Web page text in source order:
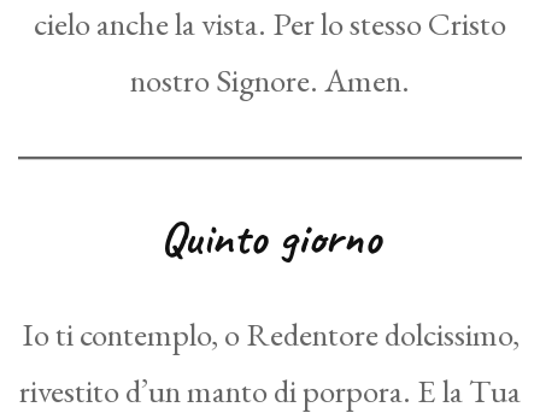
cielo anche la vista. Per lo stesso Cristo
nostro Signore. Amen.
Quinto giorno
Io ti contemplo, o Redentore dolcissimo,
rivestito d’un manto di porpora. E la Tua